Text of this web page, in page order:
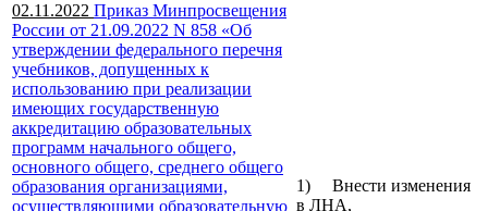
02.11.2022 Приказ Минпросвещения
России от 21.09.2022 N 858 «Об
утверждении федерального перечня
учебников, допущенных к
использованию при реализации
имеющих государственную
аккредитацию образовательных
программ начального общего,
основного общего, среднего общего
образования организациями,
осуществляющими образовательную
1) Внести изменения
в ЛНА,